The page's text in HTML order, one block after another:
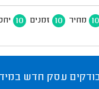
10 מחיר 10 זמנים 10
עסק חדש